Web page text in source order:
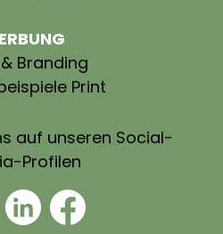
Branding
Print
auf unseren Social-
Profilen